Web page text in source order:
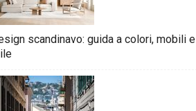
scandinavo: guida a colori, mobili e